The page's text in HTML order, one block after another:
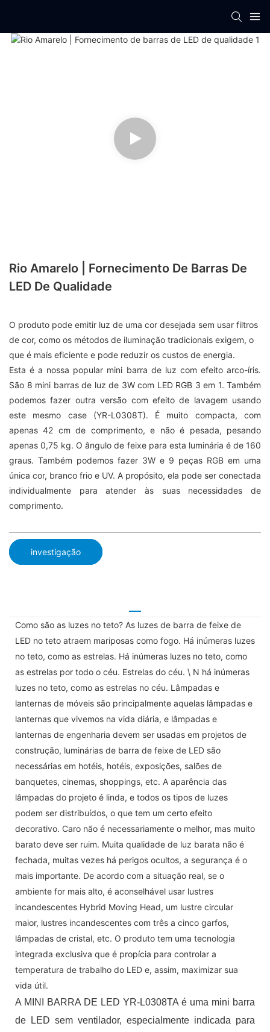
Rio Amarelo | Fornecimento De Barras De
LED De Qualidade
O produto pode emitir luz de uma cor desejada sem usar filtros
de cor, como os métodos de iluminação tradicionais exigem, o
que é mais eficiente e pode reduzir os custos de energia.
Esta é a nossa popular mini barra de luz com efeito arco-íris.
São 8 mini barras de luz de 3W com LED RGB 3 em 1. Também
podemos fazer outra versão com efeito de lavagem usando
este mesmo case (YR-L0308T). É muito compacta, com
apenas 42 cm de comprimento, e não é pesada, pesando
apenas 0,75 kg. O ângulo de feixe para esta luminária é de 160
graus. Também podemos fazer 3W e ​​9 peças RGB em uma
única cor, branco frio e UV. A propósito, ela pode ser conectada
individualmente para atender às suas necessidades de
comprimento.
investigação
Como são as luzes no teto? As luzes de barra de feixe de
LED no teto atraem mariposas como fogo. Há inúmeras luzes
no teto, como as estrelas. Há inúmeras luzes no teto, como
as estrelas por todo o céu. Estrelas do céu. \ N há inúmeras
luzes no teto, como as estrelas no céu. Lâmpadas e
lanternas de móveis são principalmente aquelas lâmpadas e
lanternas que vivemos na vida diária, e lâmpadas e
lanternas de engenharia devem ser usadas em projetos de
construção, luminárias de barra de feixe de LED são
necessárias em hotéis, hotéis, exposições, salões de
banquetes, cinemas, shoppings, etc. A aparência das
lâmpadas do projeto é linda, e todos os tipos de luzes
podem ser distribuídos, o que tem um certo efeito
decorativo. Caro não é necessariamente o melhor, mas muito
barato deve ser ruim. Muita qualidade de luz barata não é
fechada, muitas vezes há perigos ocultos, a segurança é o
mais importante. De acordo com a situação real, se o
ambiente for mais alto, é aconselhável usar lustres
incandescentes Hybrid Moving Head, um lustre circular
maior, lustres incandescentes com três a cinco garfos,
lâmpadas de cristal, etc. O produto tem uma tecnologia
integrada exclusiva que é propícia para controlar a
temperatura de trabalho do LED e, assim, maximizar sua
vida útil.
A MINI BARRA DE LED YR-L0308TA é uma mini barra
de LED sem ventilador, especialmente indicada para